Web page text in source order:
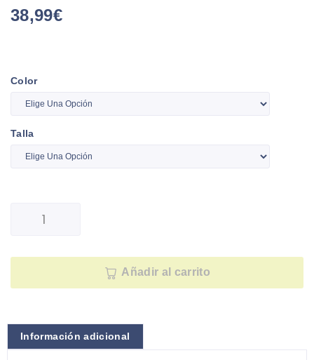
38,99€
Color
Talla
Añadir al carrito
Información adicional